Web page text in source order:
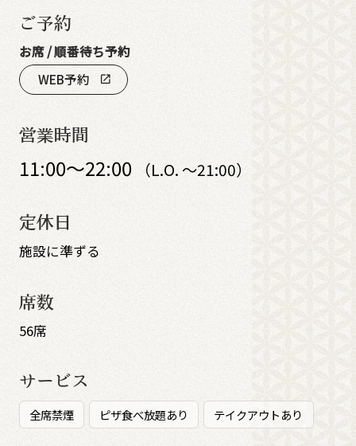
ご予約
お席 / 順番待ち予約
WEB予約
open_in_new
営業時間
11:00～22:00 （L.O. ～21:00）
定休日
施設に準ずる
席数
56席
サービス
全席禁煙 ピザ食べ放題あり テイクアウトあり